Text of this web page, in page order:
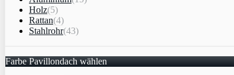
Holz(5)
Rattan(4)
Stahlrohr(43)
Farbe Pavillondach wählen